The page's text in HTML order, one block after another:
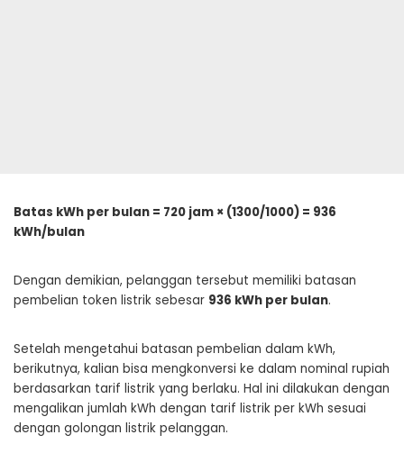
Batas kWh per bulan = 720 jam × (1300/1000) = 936
kWh/bulan
Dengan demikian, pelanggan tersebut memiliki batasan
pembelian token listrik sebesar 936 kWh per bulan.
Setelah mengetahui batasan pembelian dalam kWh,
berikutnya, kalian bisa mengkonversi ke dalam nominal rupiah
berdasarkan tarif listrik yang berlaku. Hal ini dilakukan dengan
mengalikan jumlah kWh dengan tarif listrik per kWh sesuai
dengan golongan listrik pelanggan.